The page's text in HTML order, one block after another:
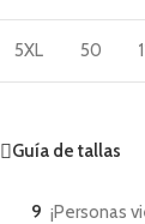
5XL 50
Guía de tallas
9 ¡Personas